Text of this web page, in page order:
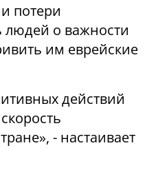
потери
людей о важности
им еврейские
действий
- настаивает